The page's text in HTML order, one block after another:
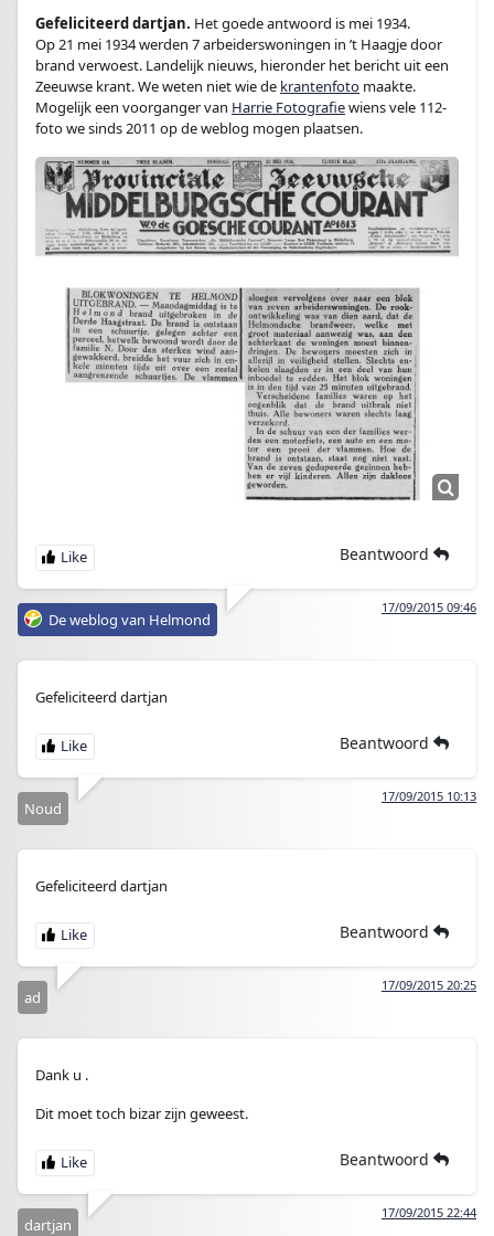
Gefeliciteerd dartjan. Het goede antwoord is mei 1934.
Op 21 mei 1934 werden 7 arbeiderswoningen in ’t Haagje door
brand verwoest. Landelijk nieuws, hieronder het bericht uit een
Zeeuwse krant. We weten niet wie de krantenfoto maakte.
Mogelijk een voorganger van Harrie Fotografiewiens vele 112-
foto we sinds 2011 op de weblog mogen plaatsen.
Beantwoord
17/09/2015 09:46
De weblog van Helmond
Gefeliciteerd dartjan
Beantwoord
17/09/2015 10:13
Noud
Gefeliciteerd dartjan
Beantwoord
17/09/2015 20:25
ad
Dank u .
Dit moet toch bizar zijn geweest.
Beantwoord
17/09/2015 22:44
dartjan